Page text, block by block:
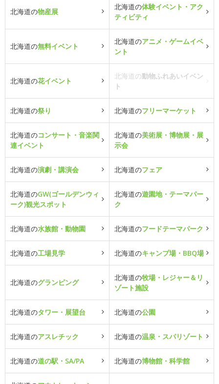
北海道の物産展
北海道の体験イベント・アク
ティビティ
北海道の無料イベント
北海道のアニメ・ゲームイベ
ント
北海道の花イベント
北海道の動物ふれあいイベン
ト
北海道の祭り 北海道のフリーマーケット
北海道のコンサート・音楽関
連イベント
北海道の美術展・博物展・展
示会
北海道の演劇・講演会 北海道のフェア
北海道のGW(ゴールデンウィ
ーク)観光スポット
北海道の遊園地・テーマパー
ク
北海道の水族館・動物園 北海道のフードテーマパーク
北海道の工場見学 北海道のキャンプ場・BBQ場
北海道のグランピング
北海道の牧場・レジャー＆リ
ゾート施設
北海道のタワー・展望台 北海道の公園
北海道のアスレチック 北海道の温泉・スパリゾート
北海道の道の駅・SA/PA 北海道の博物館・科学館